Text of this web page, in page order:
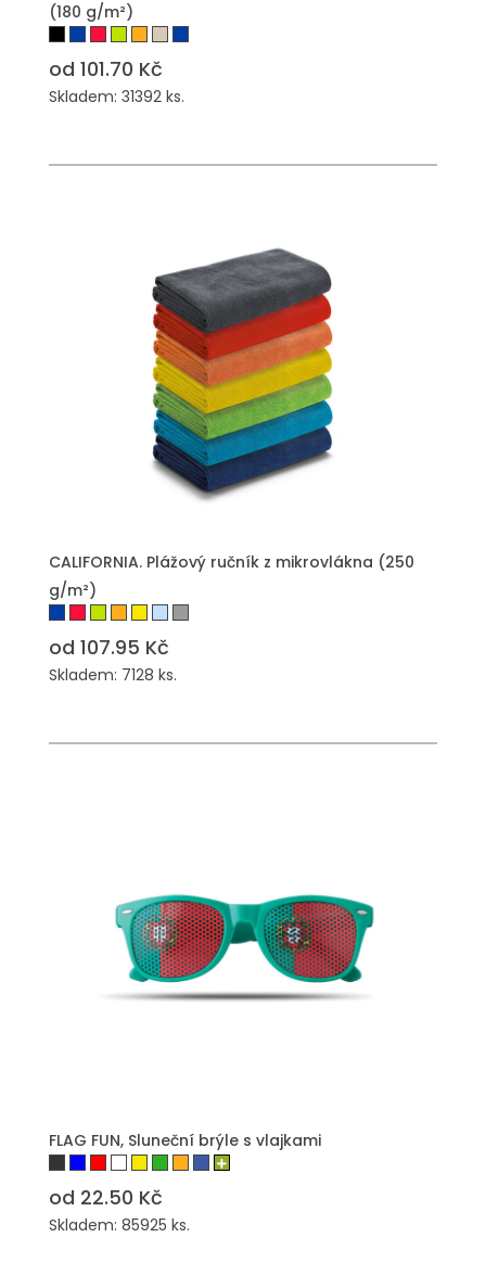
(180 g/m²)
od 101.70 Kč
Skladem: 31392 ks.
CALIFORNIA. Plážový ručník z mikrovlákna (250
g/m²)
od 107.95 Kč
Skladem: 7128 ks.
FLAG FUN, Sluneční brýle s vlajkami
od 22.50 Kč
Skladem: 85925 ks.